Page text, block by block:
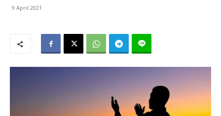
9 April 2021